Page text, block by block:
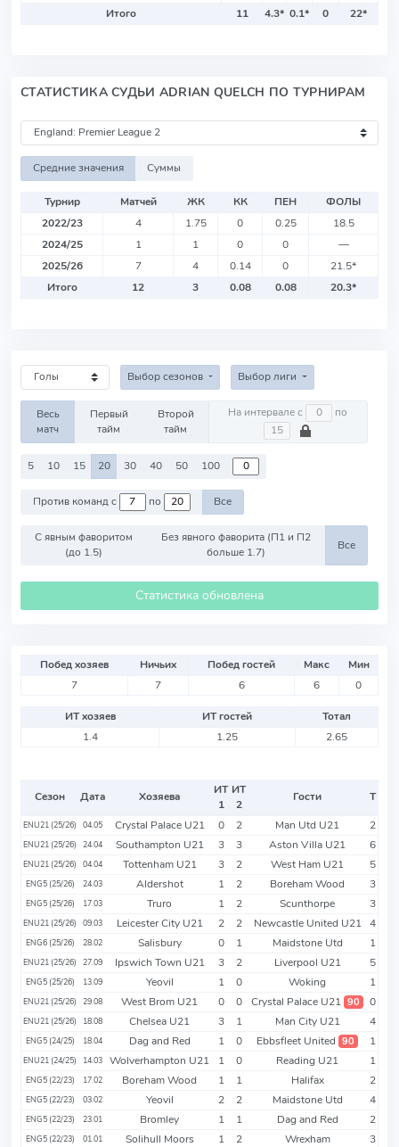
Итого
11 4.3* 0.1* 0 22*
СТАТИСТИКА СУДЬИ ADRIAN QUELCH ПО ТУРНИРАМ
Средние значения Суммы
Турнир Матчей ЖК КК ПЕН
ФОЛЫ
2022/23
4 1.75 0 0.25
18.5
2024/25
1 1 0 0
—
2025/26
7 4 0.14 0 21.5*
Итого
12 3 0.08 0.08 20.3*
Выбор сезонов Выбор лиги
Весь
матч
Первый
тайм
Второй
тайм
На интервале с по
5 10 15 20 30 40 50 100
Против команд с по Все
С явным фаворитом
(до 1.5)
Без явного фаворита (П1 и П2
больше 1.7)
Все
Статистика обновлена
Побед хозяев Ничьих Побед гостей Макс
Мин
7
7 6 6 0
ИТ хозяев ИТ гостей
Тотал
1.4
1.25 2.65
Сезон Дата Хозяева
ИТ
1
ИТ
2
Гости Т
ENU21 (25/26) 04.05 Crystal Palace U21 0 2 Man Utd U21 2
ENU21 (25/26) 24.04 Southampton U21 3 3 Aston Villa U21 6
ENU21 (25/26) 04.04 Tottenham U21 3 2 West Ham U21 5
ENG5 (25/26) 24.03 Aldershot 1 2 Boreham Wood 3
ENG5 (25/26) 17.03 Truro 1 2 Scunthorpe 3
ENU21 (25/26) 09.03 Leicester City U21 2 2 Newcastle United U21 4
ENG6 (25/26) 28.02 Salisbury 0 1 Maidstone Utd 1
ENU21 (25/26) 27.09 Ipswich Town U21 3 2 Liverpool U21 5
ENG5 (25/26) 13.09 Yeovil 1 0 Woking 1
ENU21 (25/26) 29.08 West Brom U21 0 0 Crystal Palace U21 90 0
ENU21 (25/26) 18.08 Chelsea U21 3 1 Man City U21 4
ENG5 (24/25) 18.04 Dag and Red 1 0 Ebbsfleet United 90 1
ENU21 (24/25) 14.03 Wolverhampton U21 1 0 Reading U21 1
ENG5 (22/23) 17.02 Boreham Wood 1 1 Halifax 2
ENG5 (22/23) 03.02 Yeovil 2 2 Maidstone Utd 4
ENG5 (22/23) 23.01 Bromley 1 1 Dag and Red 2
ENG5 (22/23) 01.01 Solihull Moors 1 2 Wrexham 3